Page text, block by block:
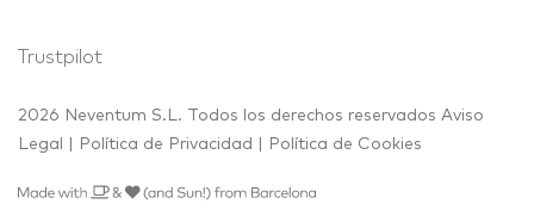
Trustpilot
2026 Neventum S.L. Todos los derechos reservados Aviso
Legal
Política de Privacidad Política de Cookies